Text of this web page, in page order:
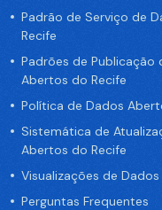
Padrão de Serviço de
Recife
Padrões de Publicação
Abertos do Recife
Política de Dados
Sistemática de
Abertos do Recife
Visualizações de Dados
Perguntas Frequentes